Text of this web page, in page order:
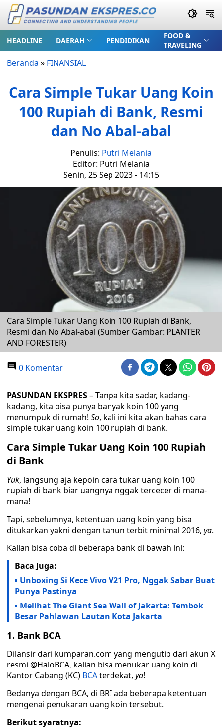
HEADLINE DAERAH PENDIDIKAN
FOOD &
TRAVELING
Beranda » FINANSIAL
Cara Simple Tukar Uang Koin
100 Rupiah di Bank, Resmi
dan No Abal-abal
Penulis: Putri Melania
Editor: Putri Melania
Senin, 25 Sep 2023 - 14:15
Cara Simple Tukar Uang Koin 100 Rupiah di Bank,
Resmi dan No Abal-abal (Sumber Gambar: PLANTER
AND FORESTER)
0 Komentar
PASUNDAN EKSPRES– Tanpa kita sadar, kadang-
kadang, kita bisa punya banyak koin 100 yang
menumpuk di rumah! So, kali ini kita akan bahas cara
simple tukar uang koin 100 rupiah di bank.
Cara Simple Tukar Uang Koin 100 Rupiah
di Bank
Yuk, langsung aja kepoin cara tukar uang koin 100
rupiah di bank biar uangnya nggak tercecer di mana-
mana!
Tapi, sebelumnya, ketentuan uang koin yang bisa
ditukarkan yakni dengan tahun terbit minimal 2016, ya.
Kalian bisa coba di beberapa bank di bawah ini:
Baca Juga:
Unboxing Si Kece Vivo V21 Pro, Nggak Sabar Buat
Punya Pastinya
Melihat The Giant Sea Wall of Jakarta: Tembok
Besar Pahlawan Lautan Kota Jakarta
1. Bank BCA
Dilansir dari kumparan.com yang mengutip dari akun X
resmi @HaloBCA, kalian bisa menukar uang koin di
Kantor Cabang (KC) BCAterdekat, ya!
Bedanya dengan BCA, di BRI ada beberapa ketentuan
mengenai penukaran uang koin tersebut.
Berikut syaratnya: